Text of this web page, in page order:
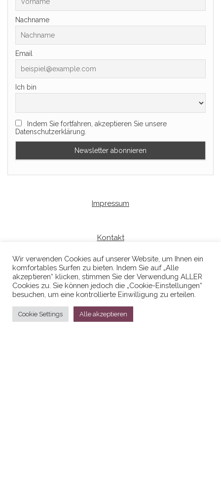
Nachname
Email
Ich bin
Indem Sie fortfahren, akzeptieren Sie unsere
Datenschutzerklärung.
Impressum
Kontakt
Datenschutzerklaerung
Stolz präsentiert vonWordPress
Wir verwenden Cookies auf unserer Website, um Ihnen ein
komfortables Surfen zu bieten. Indem Sie auf „Alle
akzeptieren“ klicken, stimmen Sie der Verwendung ALLER
Cookies zu. Sie können jedoch die „Cookie-Einstellungen“
besuchen, um eine kontrollierte Einwilligung zu erteilen.
Cookie Settings Alle akzeptieren